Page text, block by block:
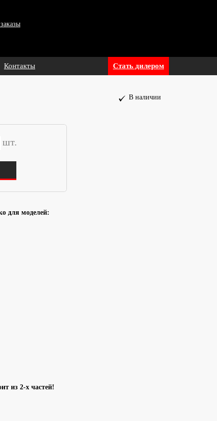
Контакты Стать дилером
В наличии
шт.
для моделей:
из 2-х частей!